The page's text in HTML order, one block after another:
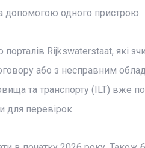
допомогою одного пристрою.
Rijkswaterstaat, які
або з несправним
та транспорту (ILT) вже
для перевірок.